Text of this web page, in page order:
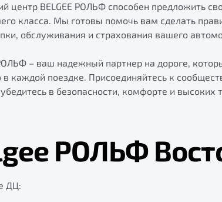
центр BELGEE РОЛЬФ способен предложить
класса. Мы готовы помочь вам сделать
обслуживания и страхования вашего
– ваш надежный партнер на дороге,
в каждой поездке. Присоединяйтесь к
в безопасности, комфорте и
РОЛЬФ
ДЦ: